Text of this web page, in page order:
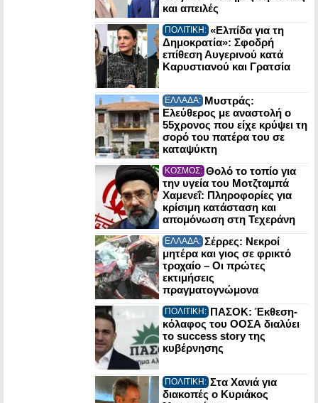
και απειλές
ΠΟΛΙΤΙΚΗ: «Ελπίδα για τη
Δημοκρατία»: Σφοδρή
επίθεση Αυγερινού κατά
Καρυστιανού και Γρατσία
ΕΛΛΑΔΑ: Μυστράς:
Ελεύθερος με αναστολή ο
55χρονος που είχε κρύψει τη
σορό του πατέρα του σε
καταψύκτη
ΚΟΣΜΟΣ: Θολό το τοπίο για
την υγεία του Μοτζταμπά
Χαμενεΐ: Πληροφορίες για
κρίσιμη κατάσταση και
απομόνωση στη Τεχεράνη
ΕΛΛΑΔΑ: Σέρρες: Νεκροί
μητέρα και γιος σε φρικτό
τροχαίο – Οι πρώτες
εκτιμήσεις
πραγματογνώμονα
ΠΟΛΙΤΙΚΗ: ΠΑΣΟΚ: Έκθεση-
κόλαφος του ΟΟΣΑ διαλύει
το success story της
κυβέρνησης
ΠΟΛΙΤΙΚΗ: Στα Χανιά για
διακοπές ο Κυριάκος